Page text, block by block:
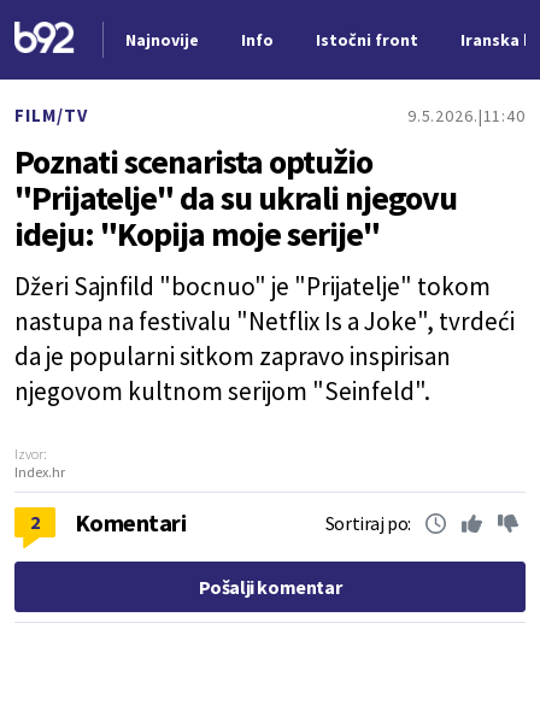
Najnovije Info Istočni front Iranska
FILM/TV 9.5.2026. 11:40
Poznati scenarista optužio
"Prijatelje" da su ukrali njegovu
ideju: "Kopija moje serije"
Džeri Sajnfild "bocnuo" je "Prijatelje" tokom
nastupa na festivalu "Netflix Is a Joke", tvrdeći
da je popularni sitkom zapravo inspirisan
njegovom kultnom serijom "Seinfeld".
Izvor:
Index.hr
2 Komentari Sortiraj po:
Pošalji komentar